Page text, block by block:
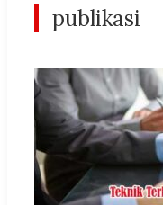
publikasi